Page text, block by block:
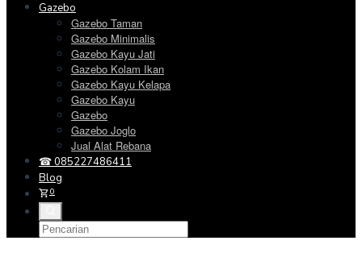
Gazebo
Gazebo Taman
Gazebo Minimalis
Gazebo Kayu Jati
Gazebo Kolam Ikan
Gazebo Kayu Kelapa
Gazebo Kayu
Gazebo
Gazebo Joglo
Jual Alat Rebana
☎ 085227486411
Blog
0